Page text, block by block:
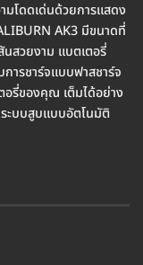
โดดเด่นด้วยการแสดง
AK3 มีขนาดที่
สวยงาม แบตเตอรี่
ารชาร์จแบบฟาสชาร์จ
อรี่ของคุณ เต็มได้อย่าง
ะบบสูบแบบอัตโนมัติ